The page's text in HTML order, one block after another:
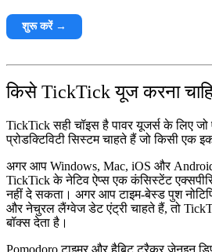
शुरू करें →
किसे TickTick यूज करना
TickTick सही चॉइस है पावर यूजर्स के लिए
प्रोडक्टिविटी सिस्टम चाहते हैं जो किसी एक
अगर आप Windows, Mac, iOS और
TickTick के नेटिव ऐप्स एक कंसिस्टेंट
नहीं दे सकता। अगर आप टाइम-बेस्ड पुश
और नेचुरल लैंग्वेज डेट एंट्री चाहते हैं, तो
बॉक्स देता है।